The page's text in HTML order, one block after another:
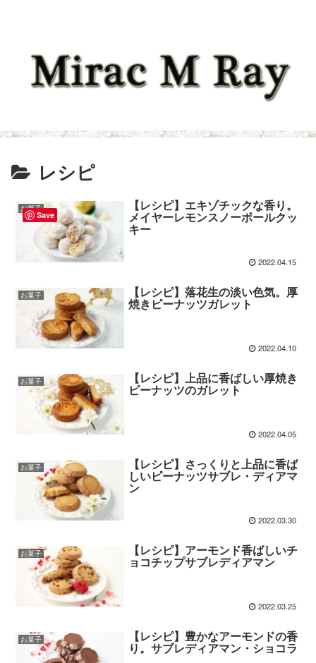
レシピ
お菓子 【レシピ】エキゾチックな香り。
メイヤーレモンスノーボールクッ
キー
2022.04.15
お菓子 【レシピ】落花生の淡い色気。厚
焼きピーナッツガレット
2022.04.10
お菓子 【レシピ】上品に香ばしい厚焼き
ピーナッツのガレット
2022.04.05
お菓子 【レシピ】さっくりと上品に香ば
しいピーナッツサブレ・ディアマ
ン
2022.03.30
お菓子 【レシピ】アーモンド香ばしいチ
ョコチップサブレディアマン
2022.03.25
お菓子 【レシピ】豊かなアーモンドの香
り。サブレディアマン・ショコラ
Save